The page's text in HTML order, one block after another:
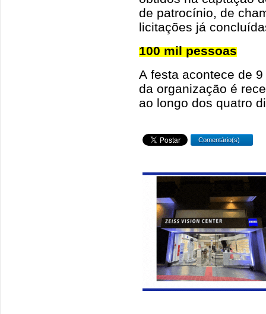
de patrocínio, de
licitações já
100 mil pessoas
A festa acontece de
da organização é
ao longo dos quatro
Comentário(s)